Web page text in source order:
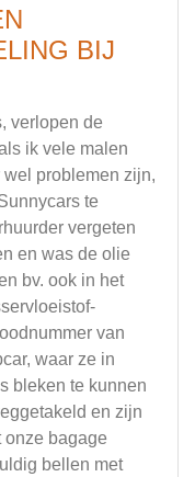
BIJ
verlopen de
ik vele malen
wel problemen zijn,
te
vergeten
en was de olie
bv. ook in het
van
waar ze in
bleken te kunnen
en zijn
onze bagage
bellen met